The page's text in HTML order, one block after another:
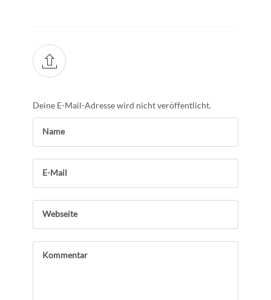
Deine E-Mail-Adresse wird nicht veröffentlicht.